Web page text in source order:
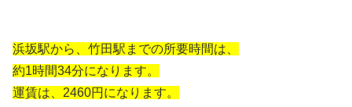
浜坂駅から、竹田駅までの所要時間は、
約1時間34分になります。
運賃は、2460円になります。